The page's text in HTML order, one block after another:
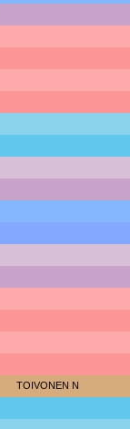
TOIVONEN N